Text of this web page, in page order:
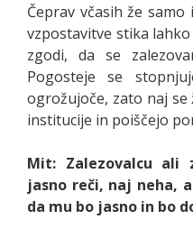
Čeprav včasih že
vzpostavitve stika
zgodi, da se
Pogosteje se
ogrožujoče, zato naj
institucije in poiščejo
Mit: Zalezovalcu ali
jasno reči, naj neha,
da mu bo jasno in bo